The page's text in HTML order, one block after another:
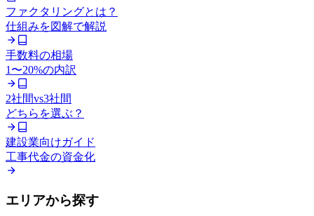
ファクタリングとは？
仕組みを図解で解説
手数料の相場
1〜20%の内訳
2社間vs3社間
どちらを選ぶ？
建設業向けガイド
工事代金の資金化
エリアから探す